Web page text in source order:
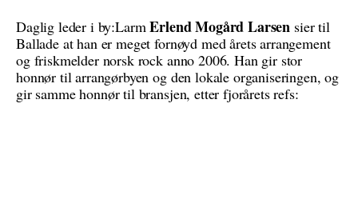
Daglig leder i by:LarmErlend Mogård Larsen sier til
Ballade at han er meget fornøyd med årets arrangement
og friskmelder norsk rock anno 2006. Han gir stor
honnør til arrangørbyen og den lokale organiseringen, og
gir samme honnør til bransjen, etter fjorårets refs: